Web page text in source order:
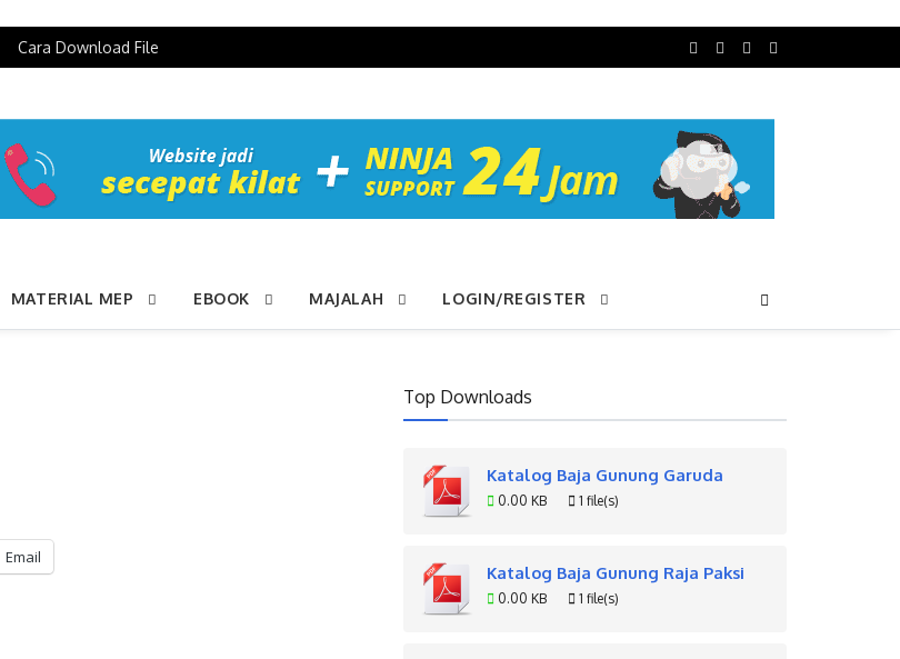
Cara Download File
MATERIAL MEP EBOOK MAJALAH LOGIN/REGISTER
Email
Top Downloads
Katalog Baja Gunung Garuda
0.00 KB 1 file(s)
Katalog Baja Gunung Raja Paksi
0.00 KB 1 file(s)